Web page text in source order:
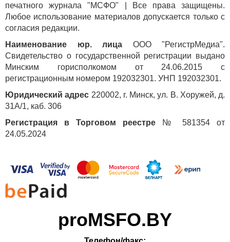
печатного журнала "МСФО" | Все права защищены.
Любое использование материалов допускается только с
согласия редакции.
Наименование юр. лица ООО "РегистрМедиа".
Свидетельство о государственной регистрации выдано
Минским горисполкомом от 24.06.2015 с
регистрационным номером 192032301. УНП 192032301.
Юридический адрес 220002, г. Минск, ул. В. Хоружей, д.
31А/1, каб. 306
Регистрация в Торговом реестре № 581354 от
24.05.2024
proMSFO.BY